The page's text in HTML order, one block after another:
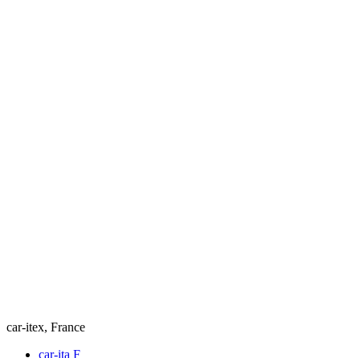
car-itex, France
car-ita F